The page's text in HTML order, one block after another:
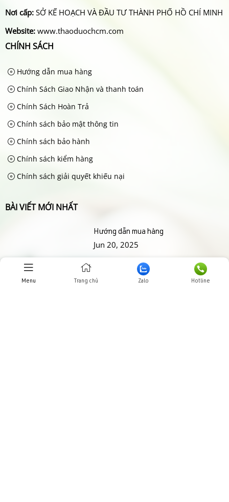
Nơi cấp: SỞ KẾ HOẠCH VÀ ĐẦU TƯ THÀNH PHỐ HỒ CHÍ MINH
Website: www.thaoduochcm.com
CHÍNH SÁCH
Hướng dẫn mua hàng
Chính Sách Giao Nhận và thanh toán
Chính Sách Hoàn Trả
Chính sách bảo mật thông tin
Chính sách bảo hành
Chính sách kiểm hàng
Chính sách giải quyết khiếu nại
BÀI VIẾT MỚI NHẤT
Hướng dẫn mua hàng
Jun 20, 2025
Chính Sách Giao Nhận và
thanh toán
Menu Trang chủ Zalo Hotline